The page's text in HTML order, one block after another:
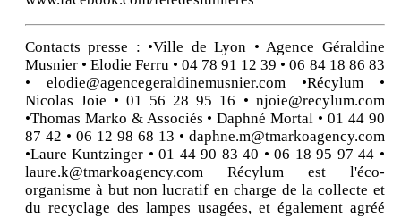
Contacts presse : •Ville de Lyon • Agence Géraldine
Musnier • Elodie Ferru • 04 78 91 12 39 • 06 84 18 86 83
• elodie@agencegeraldinemusnier.com •Récylum •
Nicolas Joie • 01 56 28 95 16 • njoie@recylum.com
•Thomas Marko & Associés • Daphné Mortal • 01 44 90
87 42 • 06 12 98 68 13 • daphne.m@tmarkoagency.com
•Laure Kuntzinger • 01 44 90 83 40 • 06 18 95 97 44 •
laure.k@tmarkoagency.com Récylum est l'éco-
organisme à but non lucratif en charge de la collecte et
du recyclage des lampes usagées, et également agréé